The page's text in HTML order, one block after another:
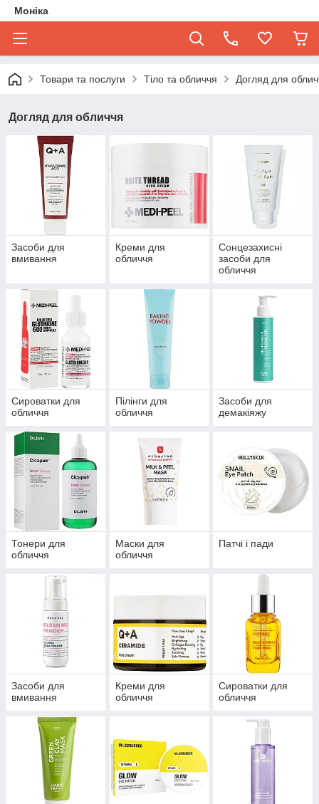
Моніка
Товари та послуги Тіло та обличчя Догляд для
Догляд для обличчя
Засоби для
вмивання
Креми для
обличчя
Сонцезахисні
засоби для
обличчя
Сироватки для
обличчя
Пілінги для
обличчя
Засоби для
демакіяжу
Тонери для
обличчя
Маски для
обличчя
Патчі і пади
Засоби для
вмивання
Креми для
обличчя
Сироватки для
обличчя